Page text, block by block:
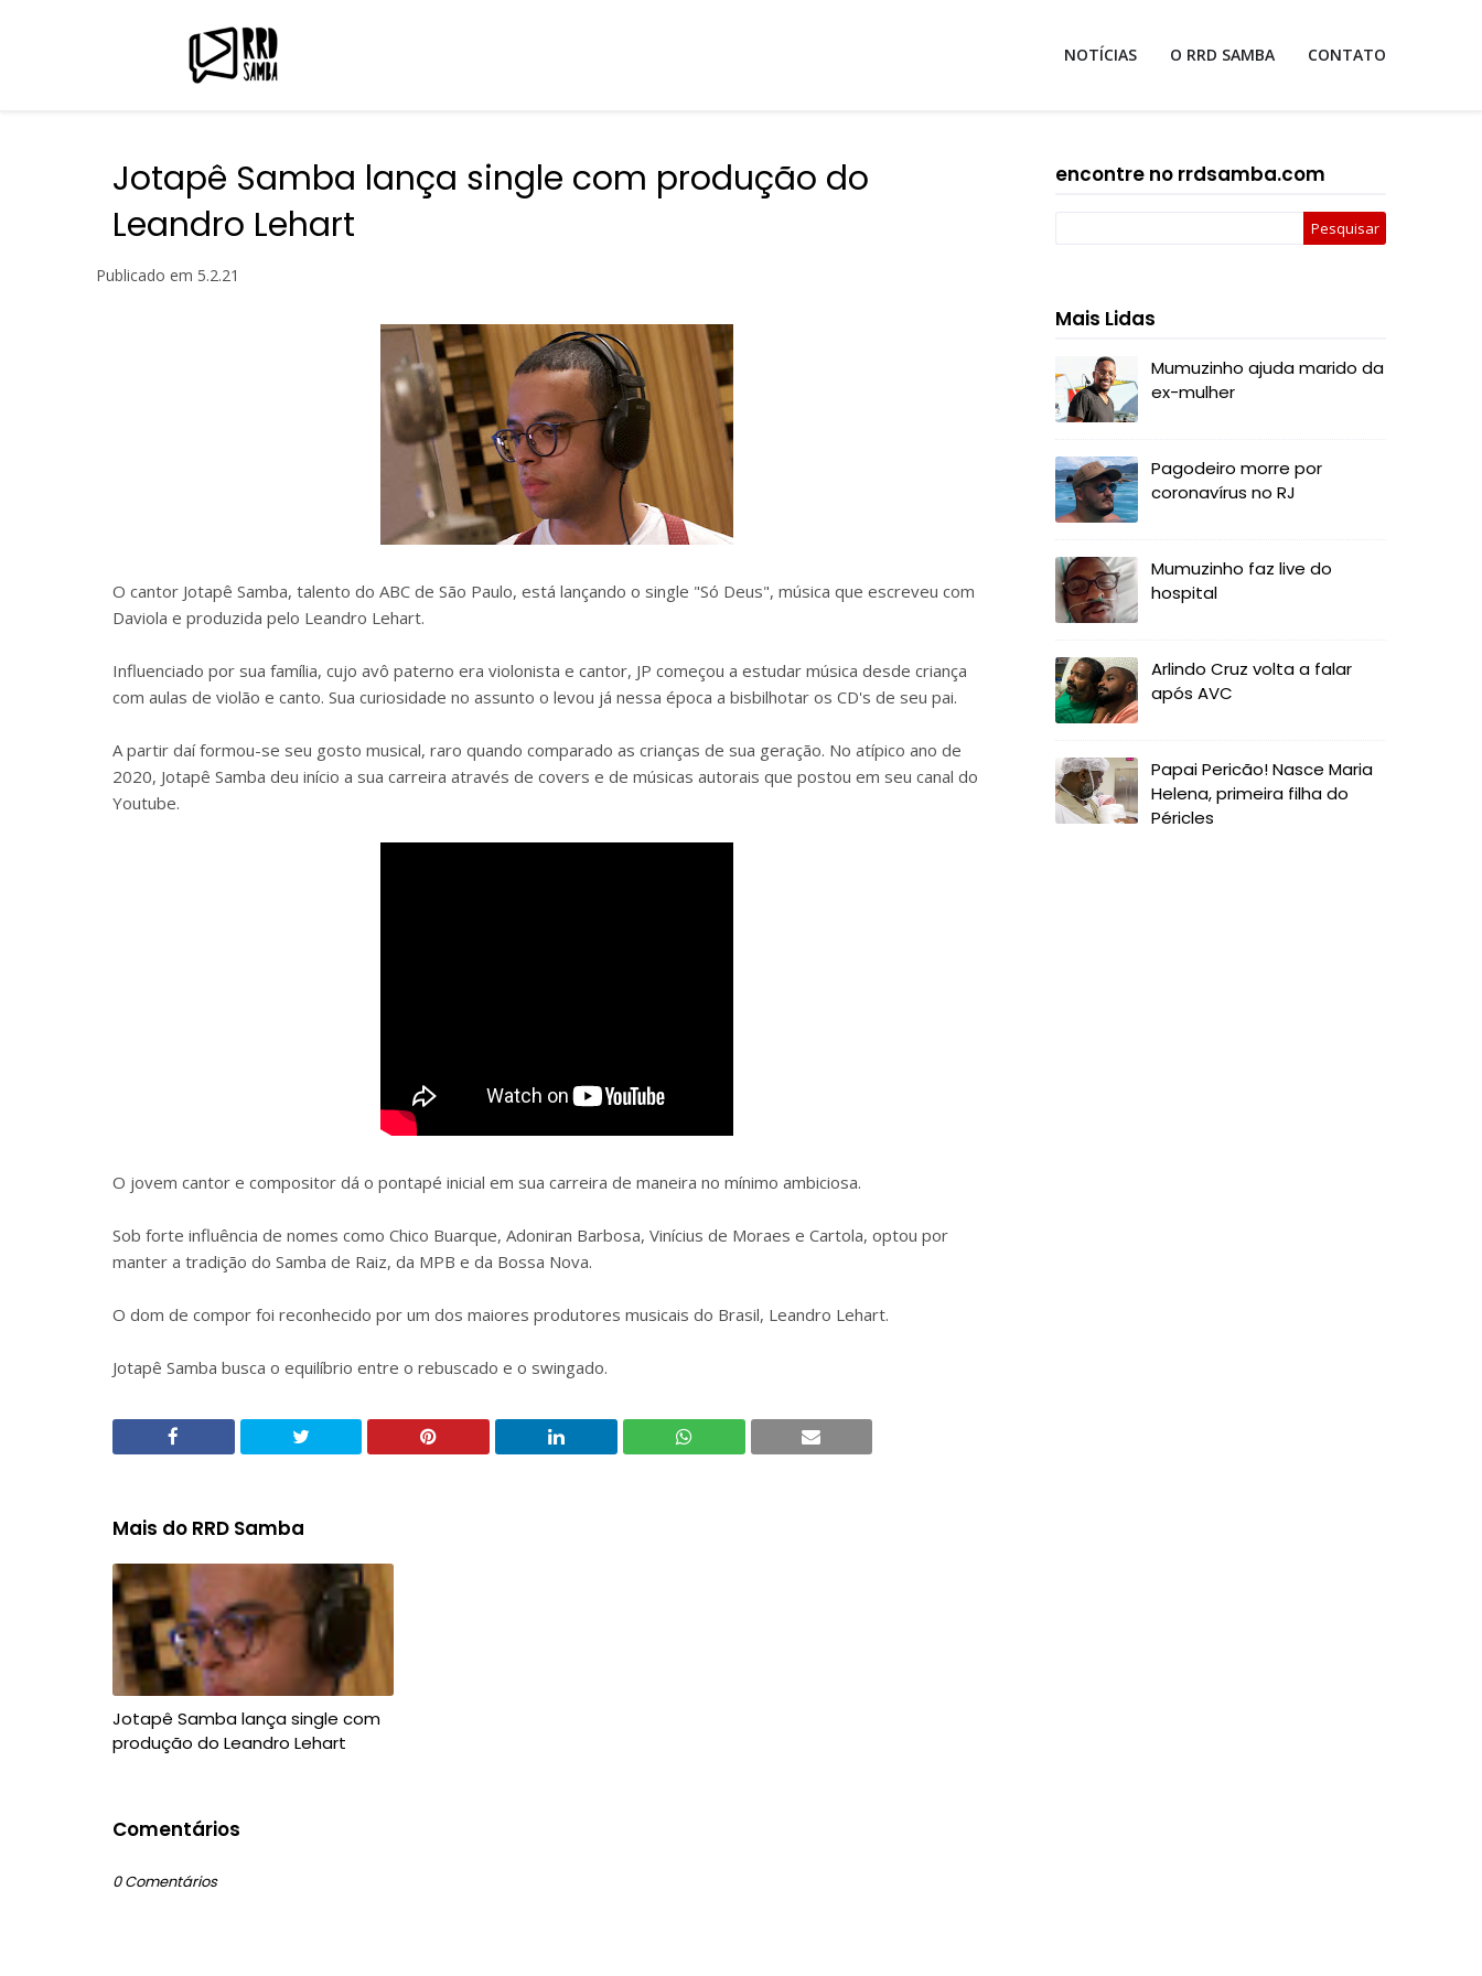
NOTÍCIAS O RRD SAMBA CONTATO
Jotapê Samba lança single com produção do
Leandro Lehart
Publicado em 5.2.21
O cantor Jotapê Samba, talento do ABC de São Paulo, está lançando o single "Só Deus", música que escreveu com
Daviola e produzida pelo Leandro Lehart.
Influenciado por sua família, cujo avô paterno era violonista e cantor, JP começou a estudar música desde criança
com aulas de violão e canto. Sua curiosidade no assunto o levou já nessa época a bisbilhotar os CD's de seu pai.
A partir daí formou-se seu gosto musical, raro quando comparado as crianças de sua geração. No atípico ano de
2020, Jotapê Samba deu início a sua carreira através de covers e de músicas autorais que postou em seu canal do
Youtube.
O jovem cantor e compositor dá o pontapé inicial em sua carreira de maneira no mínimo ambiciosa.
Sob forte influência de nomes como Chico Buarque, Adoniran Barbosa, Vinícius de Moraes e Cartola, optou por
manter a tradição do Samba de Raiz, da MPB e da Bossa Nova.
O dom de compor foi reconhecido por um dos maiores produtores musicais do Brasil, Leandro Lehart.
Jotapê Samba busca o equilíbrio entre o rebuscado e o swingado.
Mais do RRD Samba
Jotapê Samba lança single com
produção do Leandro Lehart
Comentários
0 Comentários
encontre no rrdsamba.com
Mais Lidas
Mumuzinho ajuda marido da
ex-mulher
Pagodeiro morre por
coronavírus no RJ
Mumuzinho faz live do
hospital
Arlindo Cruz volta a falar
após AVC
Papai Pericão! Nasce Maria
Helena, primeira filha do
Péricles